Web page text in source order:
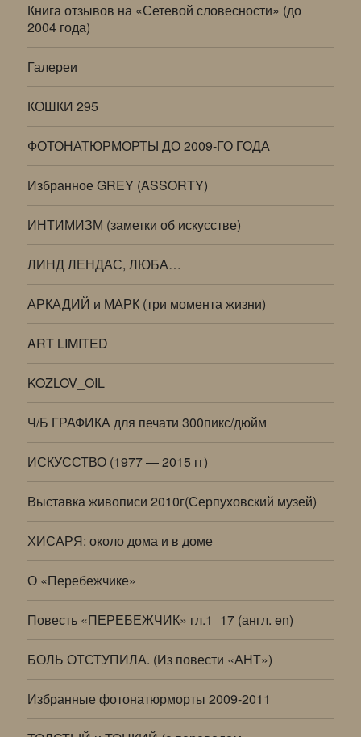
Книга отзывов на «Сетевой словесности» (до
2004 года)
Галереи
КОШКИ 295
ФОТОНАТЮРМОРТЫ ДО 2009-ГО ГОДА
Избранное GREY (ASSORTY)
ИНТИМИЗМ (заметки об искусстве)
ЛИНД ЛЕНДАС, ЛЮБА…
АРКАДИЙ и МАРК (три момента жизни)
ART LIMITED
KOZLOV_OIL
Ч/Б ГРАФИКА для печати 300пикс/дюйм
ИСКУССТВО (1977 — 2015 гг)
Выставка живописи 2010г(Серпуховский музей)
ХИСАРЯ: около дома и в доме
О «Перебежчике»
Повесть «ПЕРЕБЕЖЧИК» гл.1_17 (англ. en)
БОЛЬ ОТСТУПИЛА. (Из повести «АНТ»)
Избранные фотонатюрморты 2009-2011